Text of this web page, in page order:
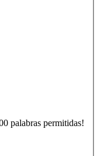
palabras permitidas!